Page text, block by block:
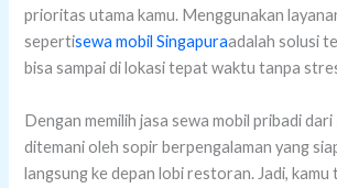
prioritas utama kamu. Menggunakan
sepertisewa mobil Singapuraadalah solusi
bisa sampai di lokasi tepat waktu tanpa
Dengan memilih jasa sewa mobil pribadi dari
ditemani oleh sopir berpengalaman yang
langsung ke depan lobi restoran. Jadi,